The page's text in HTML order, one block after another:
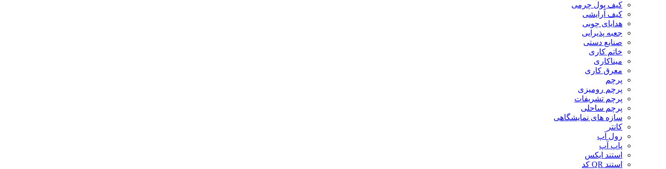
کیف پول چرمی
کیف آرایشی
هدایای چوبی
جعبه پذیرایی
صنایع دستی
خاتم کاری
میناکاری
معرق کاری
پرچم
پرچم رومیزی
پرچم تشریفات
پرچم ساحلی
سازه های نمایشگاهی
کانتر
رول آپ
پاپ آپ
استند ایکس
استند QR کد